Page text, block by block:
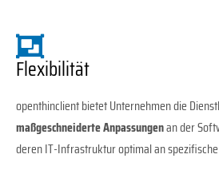
Flexibilität
openthinclient bietet Unternehmen die
maßgeschneiderte Anpassungenan der
deren IT-Infrastruktur optimal an